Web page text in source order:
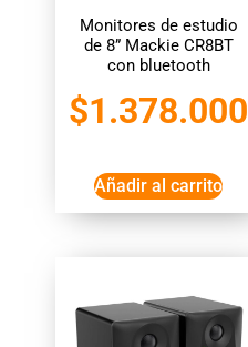
Monitores de estudio
de 8” Mackie CR8BT
con bluetooth
$1.378.000
Añadir al carrito